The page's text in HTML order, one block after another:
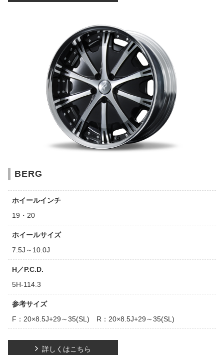
BERG
ホイールインチ
19・20
ホイールサイズ
7.5J～10.0J
H／P.C.D.
5H-114.3
参考サイズ
F：20×8.5J+29～35(SL) R：20×8.5J+29～35(SL)
詳しくはこちら